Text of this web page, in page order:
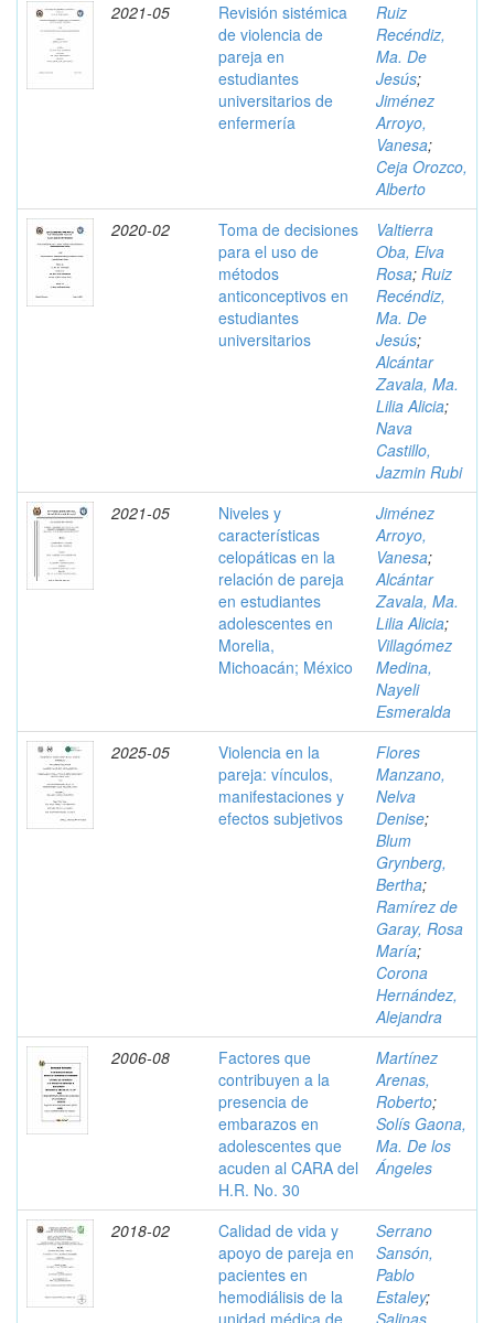
2021-05
Revisión sistémica
de violencia de
pareja en
estudiantes
universitarios de
enfermería
Ruiz
Recéndiz,
Ma. De
Jesús;
Jiménez
Arroyo,
Vanesa;
Ceja Orozco,
Alberto
2020-02
Toma de decisiones
para el uso de
métodos
anticonceptivos en
estudiantes
universitarios
Valtierra
Oba, Elva
Rosa; Ruiz
Recéndiz,
Ma. De
Jesús;
Alcántar
Zavala, Ma.
Lilia Alicia;
Nava
Castillo,
Jazmin Rubi
2021-05
Niveles y
características
celopáticas en la
relación de pareja
en estudiantes
adolescentes en
Morelia,
Michoacán; México
Jiménez
Arroyo,
Vanesa;
Alcántar
Zavala, Ma.
Lilia Alicia;
Villagómez
Medina,
Nayeli
Esmeralda
2025-05
Violencia en la
pareja: vínculos,
manifestaciones y
efectos subjetivos
Flores
Manzano,
Nelva
Denise;
Blum
Grynberg,
Bertha;
Ramírez de
Garay, Rosa
María;
Corona
Hernández,
Alejandra
2006-08
Factores que
contribuyen a la
presencia de
embarazos en
adolescentes que
acuden al CARA del
H.R. No. 30
Martínez
Arenas,
Roberto;
Solís Gaona,
Ma. De los
Ángeles
2018-02
Calidad de vida y
apoyo de pareja en
pacientes en
hemodiálisis de la
unidad médica de
Serrano
Sansón,
Pablo
Estaley;
Salinas